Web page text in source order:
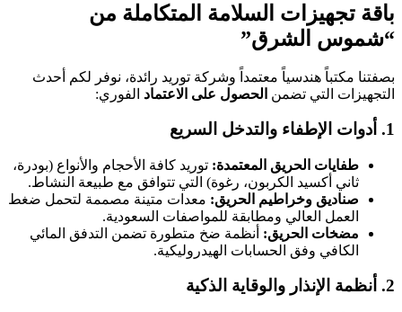
باقة تجهيزات السلامة المتكاملة من
“شموس الشرق”
بصفتنا مكتباً هندسياً معتمداً وشركة توريد رائدة، نوفر لكم أحدث
التجهيزات التي تضمن الحصول على الاعتماد الفوري:
1. أدوات الإطفاء والتدخل السريع
طفايات الحريق المعتمدة: توريد كافة الأحجام والأنواع (بودرة،
ثاني أكسيد الكربون، رغوة) التي تتوافق مع طبيعة النشاط.
صناديق وخراطيم الحريق: معدات متينة مصممة لتحمل ضغط
العمل العالي ومطابقة للمواصفات السعودية.
مضخات الحريق: أنظمة ضخ متطورة تضمن التدفق المائي
الكافي وفق الحسابات الهيدروليكية.
2. أنظمة الإنذار والوقاية الذكية